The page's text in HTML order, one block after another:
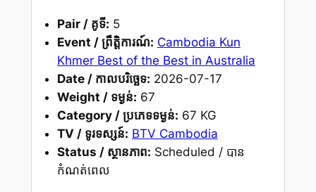
Pair / គូទី: 5
Event / ព្រឹត្តិការណ៍: Cambodia Kun
Khmer Best of the Best in Australia
Date / កាលបរិច្ឆេទ: 2026-07-17
Weight / ទម្ងន់: 67
Category / ប្រភេទទម្ងន់: 67 KG
TV / ទូរទស្សន៍: BTV Cambodia
Status / ស្ថានភាព: Scheduled / បាន
កំណត់ពេល